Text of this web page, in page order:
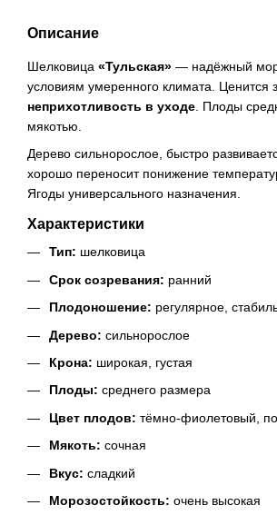
Описание
Шелковица «Тульская» — надёжный
условиям умеренного климата. Ценится
неприхотливость в уходе . Плоды
мякотью.
Дерево сильнорослое, быстро
хорошо переносит понижение
Ягоды универсального назначения.
Характеристики
Тип: шелковица
Срок созревания: ранний
Плодоношение: регулярное,
Дерево: сильнорослое
Крона: широкая, густая
Плоды: среднего размера
Цвет плодов: тёмно-фиолетовый,
Мякоть: сочная
Вкус: сладкий
Морозостойкость: очень высокая